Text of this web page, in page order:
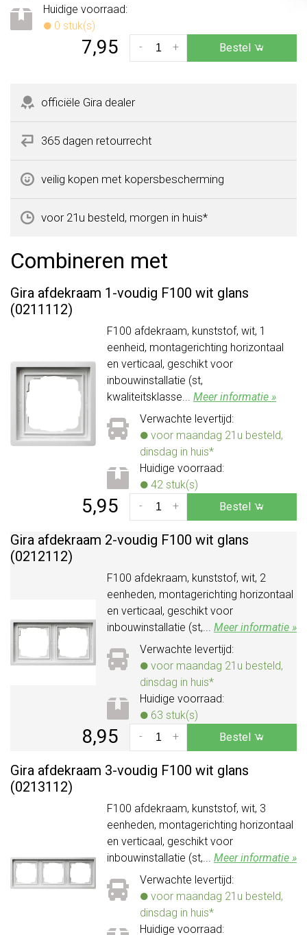
Huidige voorraad:
0 stuk(s)
7,95 +
- Bestel
officiële Gira dealer
365 dagen retourrecht
veilig kopen met kopersbescherming
voor 21u besteld, morgen in huis*
Combineren met
Gira afdekraam 1-voudig F100 wit glans
(0211112)
F100 afdekraam, kunststof, wit, 1
eenheid, montagerichting horizontaal
en verticaal, geschikt voor
inbouwinstallatie (st,
kwaliteitsklasse... Meer informatie »
Verwachte levertijd:
voor maandag 21u besteld,
dinsdag in huis*
Huidige voorraad:
42 stuk(s)
5,95 +
- Bestel
Gira afdekraam 2-voudig F100 wit glans
(0212112)
F100 afdekraam, kunststof, wit, 2
eenheden, montagerichting horizontaal
en verticaal, geschikt voor
inbouwinstallatie (st,... Meer informatie »
Verwachte levertijd:
voor maandag 21u besteld,
dinsdag in huis*
Huidige voorraad:
63 stuk(s)
8,95 +
- Bestel
Gira afdekraam 3-voudig F100 wit glans
(0213112)
F100 afdekraam, kunststof, wit, 3
eenheden, montagerichting horizontaal
en verticaal, geschikt voor
inbouwinstallatie (st,... Meer informatie »
Verwachte levertijd:
voor maandag 21u besteld,
dinsdag in huis*
Huidige voorraad: